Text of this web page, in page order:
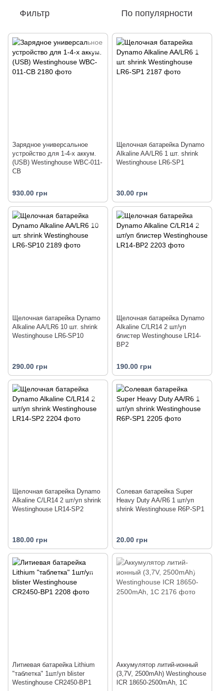
Фильтр По популярности
Зарядное универсальное
устройство для 1-4-х аккум.
(USB) Westinghouse WBC-011-
CB
930.00 грн
Щелочная батарейка Dynamo
Alkaline AA/LR6 1 шт. shrink
Westinghouse LR6-SP1
30.00 грн
Щелочная батарейка Dynamo
Alkaline AA/LR6 10 шт. shrink
Westinghouse LR6-SP10
290.00 грн
Щелочная батарейка Dynamo
Alkaline C/LR14 2 шт/уп
блистер Westinghouse LR14-
BP2
190.00 грн
Щелочная батарейка Dynamo
Alkaline C/LR14 2 шт/уп shrink
Westinghouse LR14-SP2
180.00 грн
Солевая батарейка Super
Heavy Duty AA/R6 1 шт/уп
shrink Westinghouse R6P-SP1
20.00 грн
Литиевая батарейка Lithium
"таблетка" 1шт/уп blister
Westinghouse CR2450-BP1
Аккумулятор литий-ионный
(3,7V, 2500mAh) Westinghouse
ICR 18650-2500mAh, 1С